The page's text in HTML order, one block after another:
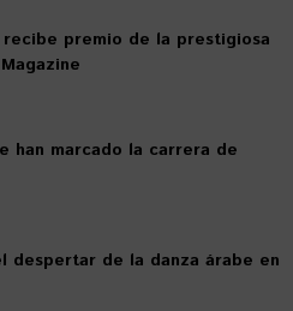
recibe premio de la prestigiosa
han marcado la carrera de
despertar de la danza árabe en